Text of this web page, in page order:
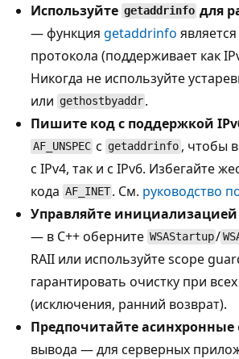
Используйте getaddrinfo для
— функция getaddrinfo
протокола (поддерживает как
Никогда не используйте
или gethostbyaddr .
Пишите код с поддержкой
AF_UNSPEC с getaddrinfo , чтобы
с IPv4, так и с IPv6. Избегайте
кода AF_INET . См. руководство
Управляйте
— в C++ оберните WSAStartup/
RAII или используйте scope
гарантировать очистку при
(исключения, ранний возврат).
Предпочитайте асинхронные
вывода — для серверных